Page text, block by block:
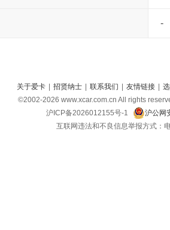
-
关于爱卡 招贤纳士 联系我们 友情链接
©2002-2026 www.xcar.com.cn All rights
沪ICP备2026012155号-1
沪公网
互联网违法和不良信息举报方式：